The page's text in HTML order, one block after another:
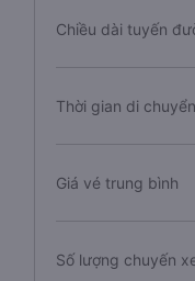
Chiều dài tuyến
Thời gian di chuyển
Giá vé trung bình
Số lượng chuyến